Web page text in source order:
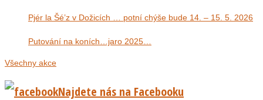
Pjér la Šé’z v Dožicích … potní chýše bude 14. – 15. 5. 2026
Putování na koních…jaro 2025…
Všechny akce
Najdete nás na Facebooku